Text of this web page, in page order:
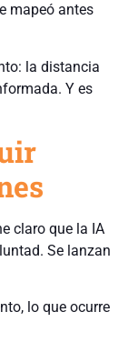
mapeó antes
la distancia
Y es
claro que la IA
Se lanzan
lo que ocurre